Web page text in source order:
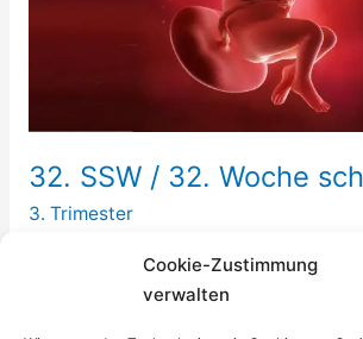
Cookie-Zustimmung
verwalten
32. SSW / 32. Woche
3. Trimester
In der 32. SSW wird es langsam Zeit,
Position Deines Babys im Bauch zu